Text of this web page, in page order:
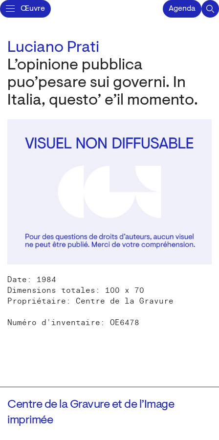
Œuvre Agenda
Luciano Prati
L’opinione pubblica
puo’pesare sui governi. In
Italia, questo’ e’il momento.
Date: 1984
Dimensions totales: 100 x 70
Propriétaire: Centre de la Gravure
Numéro d'inventaire: OE6478
Centre de la Gravure et de l’Image
imprimée